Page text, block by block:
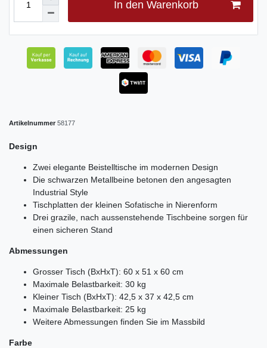
In den Warenkorb
Artikelnummer 58177
Design
Zwei elegante Beistelltische im modernen Design
Die schwarzen Metallbeine betonen den angesagten
Industrial Style
Tischplatten der kleinen Sofatische in Nierenform
Drei grazile, nach aussenstehende Tischbeine sorgen für
einen sicheren Stand
Abmessungen
Grosser Tisch (BxHxT): 60 x 51 x 60 cm
Maximale Belastbarkeit: 30 kg
Kleiner Tisch (BxHxT): 42,5 x 37 x 42,5 cm
Maximale Belastbarkeit: 25 kg
Weitere Abmessungen finden Sie im Massbild
Farbe